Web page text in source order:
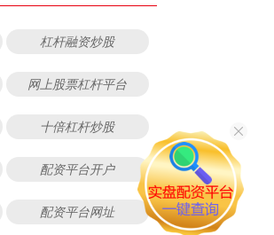
杠杆融资炒股
网上股票杠杆平台
十倍杠杆炒股
配资平台开户
配资平台网址